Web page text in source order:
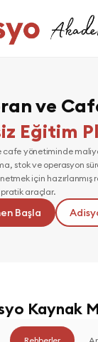
ve
Eğitim
cafe yönetiminde
stok ve operasyon
için hazırlanmış
araçlar.
Başla
Kaynak